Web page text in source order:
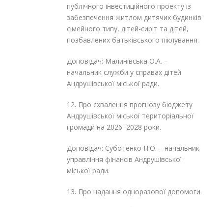
публічного інвестиційного проекту із
забезпечення житлом дитячих будинків
сімейного типу, дітей-сиріт та дітей,
позбавлених батьківського піклування.
Доповідач: Малинівська О.А. –
начальник служби у справах дітей
Андрушівської міської ради.
12. Про схвалення прогнозу бюджету
Андрушівської міської територіальної
громади на 2026–2028 роки.
Доповідач: Суботенко Н.О. – начальник
управління фінансів Андрушівської
міської ради.
13. Про надання одноразової допомоги.